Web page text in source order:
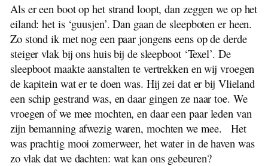
Als er een boot op het strand loopt, dan zeggen we op het
eiland: het is ‘guusjen’. Dan gaan de sleepboten er heen.
Zo stond ik met nog een paar jongens eens op de derde
steiger vlak bij ons huis bij de sleepboot ‘Texel’. De
sleepboot maakte aanstalten te vertrekken en wij vroegen
de kapitein wat er te doen was. Hij zei dat er bij Vlieland
een schip gestrand was, en daar gingen ze naar toe. We
vroegen of we mee mochten, en daar een paar leden van
zijn bemanning afwezig waren, mochten we mee. Het
was prachtig mooi zomerweer, het water in de haven was
zo vlak dat we dachten: wat kan ons gebeuren?